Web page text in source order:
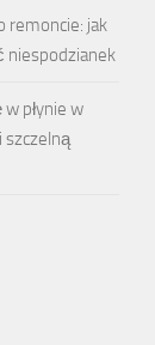
remoncie: jak
niespodzianek
płynie w
szczelną